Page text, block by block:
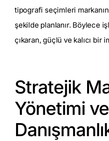
tipografi seçimleri
şekilde planlanır. Böylece
çıkaran, güçlü ve kalıcı bir
Stratejik
Yönetimi ve